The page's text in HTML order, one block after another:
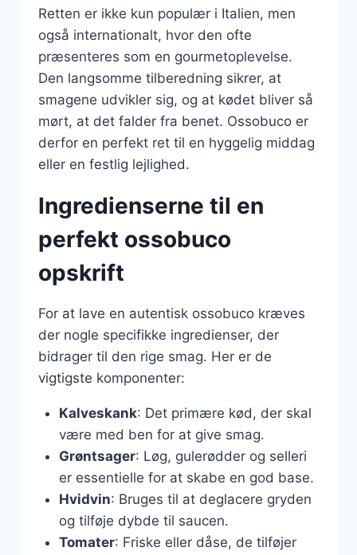
Retten er ikke kun populær i Italien, men
også internationalt, hvor den ofte
præsenteres som en gourmetoplevelse.
Den langsomme tilberedning sikrer, at
smagene udvikler sig, og at kødet bliver så
mørt, at det falder fra benet. Ossobuco er
derfor en perfekt ret til en hyggelig middag
eller en festlig lejlighed.
Ingredienserne til en
perfekt ossobuco
opskrift
For at lave en autentisk ossobuco kræves
der nogle specifikke ingredienser, der
bidrager til den rige smag. Her er de
vigtigste komponenter:
Kalveskank: Det primære kød, der skal
være med ben for at give smag.
Grøntsager: Løg, gulerødder og selleri
er essentielle for at skabe en god base.
Hvidvin: Bruges til at deglacere gryden
og tilføje dybde til saucen.
Tomater: Friske eller dåse, de tilføjer